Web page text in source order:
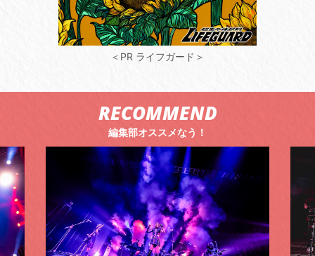
＜PR ライフガード＞
RECOMMEND
編集部オススメなう！